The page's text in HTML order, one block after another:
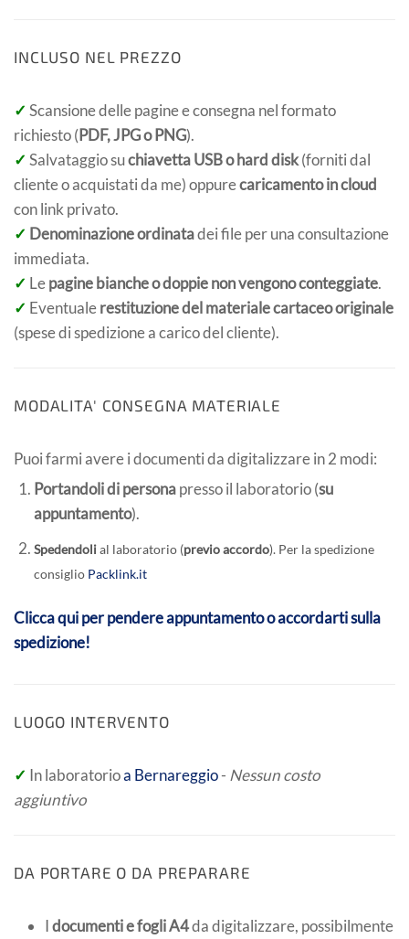
INCLUSO NEL PREZZO
✓ Scansione delle pagine e consegna nel formato
richiesto (PDF, JPG o PNG).
✓ Salvataggio suchiavetta USB o hard disk(forniti dal
cliente o acquistati da me) oppurecaricamento in cloud
con link privato.
✓ Denominazione ordinatadei file per una consultazione
immediata.
✓ Lepagine bianche o doppie non vengono conteggiate.
✓ Eventualerestituzione del materiale cartaceo originale
(spese di spedizione a carico del cliente).
MODALITA' CONSEGNA MATERIALE
Puoi farmi avere i documenti da digitalizzare in 2 modi:
Portandoli di personapresso il laboratorio (su
appuntamento).
Spedendolial laboratorio (previo accordo). Per la spedizione
consiglio Packlink.it
Clicca qui per pendere appuntamento o accordarti sulla
spedizione!
LUOGO INTERVENTO
✓ In laboratorioa Bernareggio- Nessun costo
aggiuntivo
DA PORTARE O DA PREPARARE
Idocumenti e fogli A4da digitalizzare, possibilmente